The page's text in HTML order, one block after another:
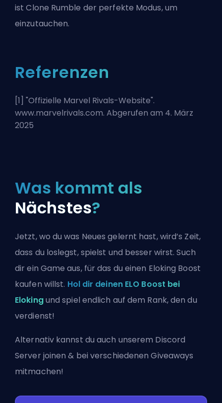
ist Clone Rumble der perfekte Modus, um
einzutauchen.
Referenzen
[1] "Offizielle Marvel Rivals-Website".
www.marvelrivals.com. Abgerufen am 4. März
2025
Was kommt als
Nächstes?
Jetzt, wo du was Neues gelernt hast, wird’s Zeit,
dass du loslegst, spielst und besser wirst. Such
dir ein Game aus, für das du einen Eloking Boost
kaufen willst. Hol dir deinen ELO Boost bei
Elokingund spiel endlich auf dem Rank, den du
verdienst!
Alternativ kannst du auch unserem Discord
Server joinen & bei verschiedenen Giveaways
mitmachen!